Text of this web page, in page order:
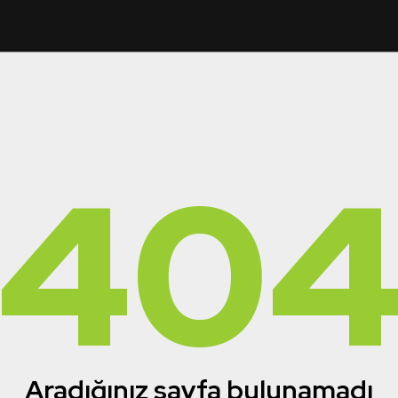
Aradığınız sayfa bulunamadı